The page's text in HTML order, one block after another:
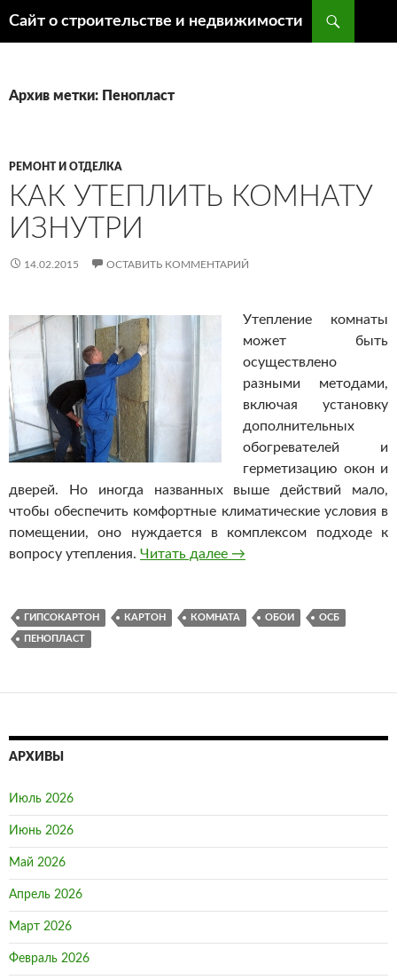
Сайт о строительстве и недвижимости
Архив метки: Пенопласт
РЕМОНТ И ОТДЕЛКА
КАК УТЕПЛИТЬ КОМНАТУ
ИЗНУТРИ
14.02.2015 ОСТАВИТЬ КОММЕНТАРИЙ
Утепление комнаты
может быть
осуществлено
разными методами,
включая установку
дополнительных
обогревателей и
герметизацию окон и
дверей. Но иногда названных выше действий мало,
чтобы обеспечить комфортные климатические условия в
помещении, оно нуждается в комплексом подходе к
вопросу утепления. Читать далее Как утеплить комнату
→
ГИПСОКАРТОН КАРТОН КОМНАТА ОБОИ ОСБ
ПЕНОПЛАСТ
АРХИВЫ
Июль 2026
Июнь 2026
Май 2026
Апрель 2026
Март 2026
Февраль 2026